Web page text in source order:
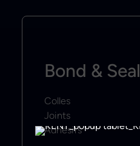
Bond & Seal
Colles
Joints
Adhésifs